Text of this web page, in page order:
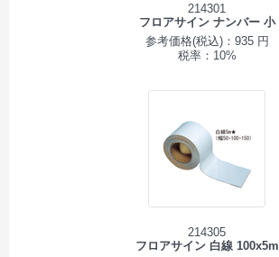
214301
フロアサイン ナンバー 小
参考価格(税込)：935 円
税率：10%
214305
フロアサイン 白線 100x5m